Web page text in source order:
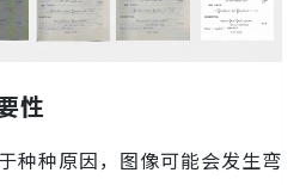
性
种种原因，图像可能会发生弯